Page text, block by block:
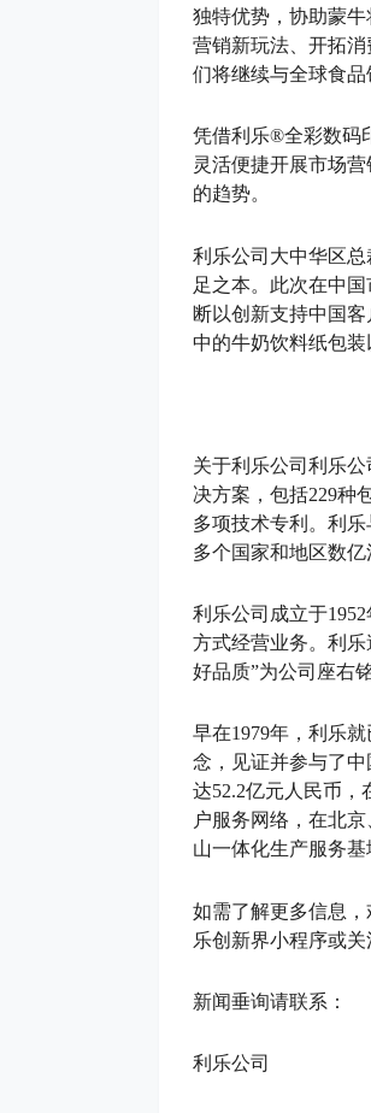
独特优势，协助蒙
营销新玩法、开拓
们将继续与全球食
凭借利乐®全彩数码
灵活便捷开展市场
的趋势。
利乐公司大中华区
足之本。此次在中
断以创新支持中国
中的牛奶饮料纸包
关于利乐公司利乐
决方案，包括229种
多项技术专利。利
多个国家和地区数亿
利乐公司成立于
方式经营业务。利
好品质”为公司座右
早在1979年，利乐
念，见证并参与了
达52.2亿元人民币，
户服务网络，在北
山一体化生产服务
如需了解更多信息，
乐创新界小程序或关
新闻垂询请联系：
利乐公司